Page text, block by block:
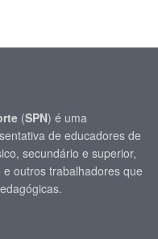
(SPN) é uma
de educadores de
secundário e superior,
outros trabalhadores que